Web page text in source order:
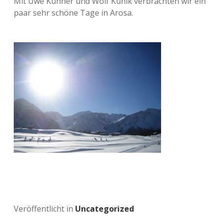
paar sehr schöne Tage in Arosa.
Veröffentlicht in Uncategorized